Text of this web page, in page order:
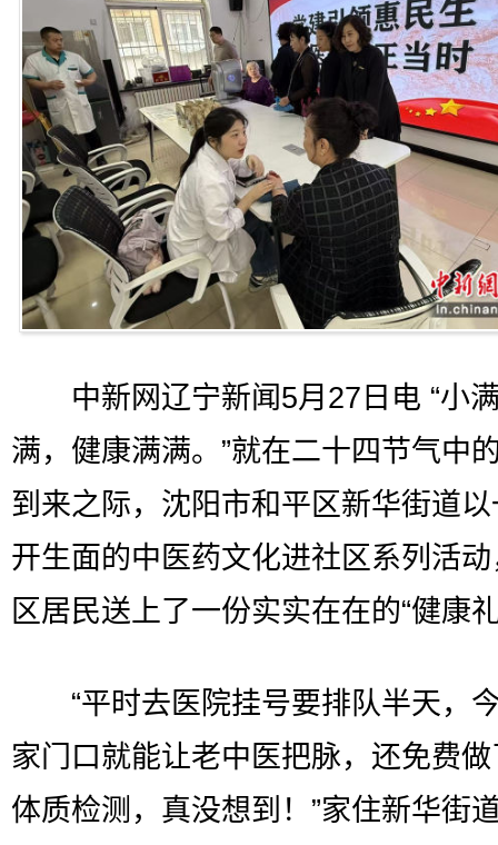
中新网辽宁新闻5月27日电 “小
满，健康满满。”就在二十四节气中
到来之际，沈阳市和平区新华街道
开生面的中医药文化进社区系列活
区居民送上了一份实实在在的“健康
“平时去医院挂号要排队半天，
家门口就能让老中医把脉，还免费
体质检测，真没想到！”家住新华街